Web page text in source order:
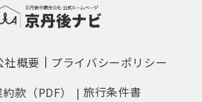
社概要
プライバシーポリシー
款（PDF）
旅行条件書